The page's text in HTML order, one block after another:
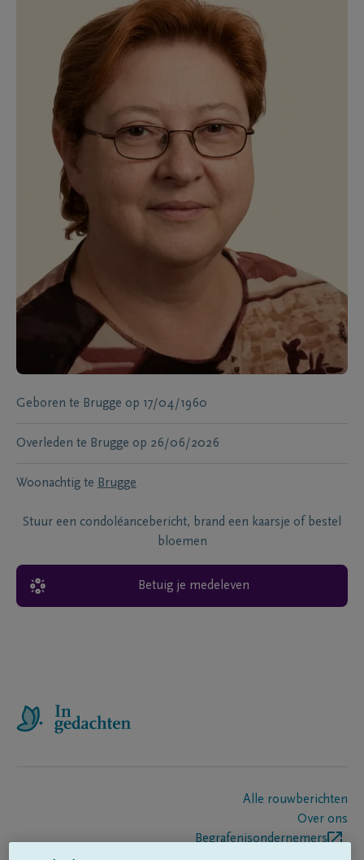
Geboren te Brugge op 17/04/1960
Overleden te Brugge op 26/06/2026
Woonachtig te Brugge
Stuur een condoléancebericht, brand een kaarsje of bestel
bloemen
Betuig je medeleven
Alle rouwberichten
Over ons
Begrafenisondernemers